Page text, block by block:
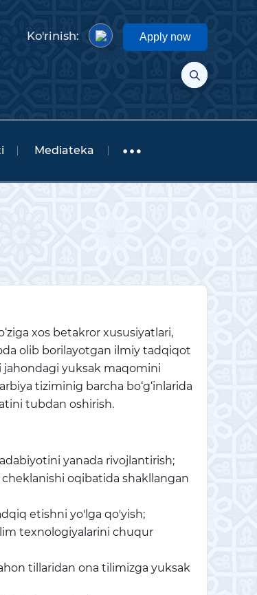
Ko'rinish: Apply now
Mediateka
xos betakror xususiyatlari,
olib borilayotgan ilmiy tadqiqot
jahondagi yuksak maqomini
tiziminig barcha bo‘g‘inlarida
tubdan oshirish.
yanada rivojlantirish;
oqibatida shakllangan
etishni yo'lga qo'yish;
texnologiyalarini chuqur
tillaridan ona tilimizga yuksak